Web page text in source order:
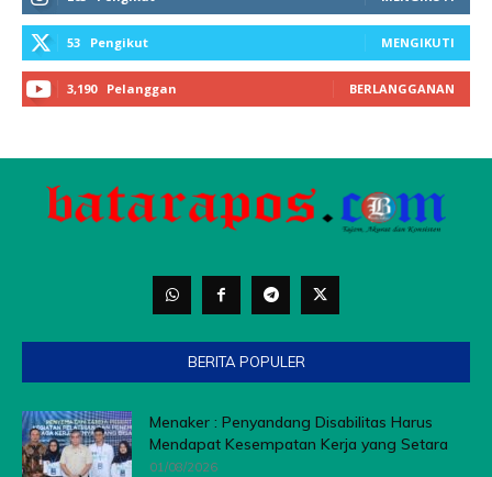
BERITA POPULER
Menaker : Penyandang Disabilitas Harus
Mendapat Kesempatan Kerja yang Setara
01/08/2026